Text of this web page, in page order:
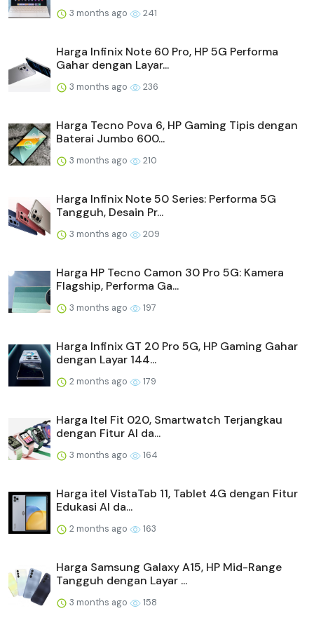
3 months ago 241
Harga Infinix Note 60 Pro, HP 5G Performa
Gahar dengan Layar...
3 months ago 236
Harga Tecno Pova 6, HP Gaming Tipis dengan
Baterai Jumbo 600...
3 months ago 210
Harga Infinix Note 50 Series: Performa 5G
Tangguh, Desain Pr...
3 months ago 209
Harga HP Tecno Camon 30 Pro 5G: Kamera
Flagship, Performa Ga...
3 months ago 197
Harga Infinix GT 20 Pro 5G, HP Gaming Gahar
dengan Layar 144...
2 months ago 179
Harga Itel Fit 020, Smartwatch Terjangkau
dengan Fitur AI da...
3 months ago 164
Harga itel VistaTab 11, Tablet 4G dengan Fitur
Edukasi AI da...
2 months ago 163
Harga Samsung Galaxy A15, HP Mid-Range
Tangguh dengan Layar ...
3 months ago 158